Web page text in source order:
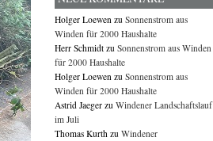
Holger Loewen zu Sonnenstrom aus
Winden für 2000 Haushalte
Herr Schmidt zu Sonnenstrom aus Winden
für 2000 Haushalte
Holger Loewen zu Sonnenstrom aus
Winden für 2000 Haushalte
Astrid Jaeger zu Windener Landschaftslauf
im Juli
Thomas Kurth zu Windener